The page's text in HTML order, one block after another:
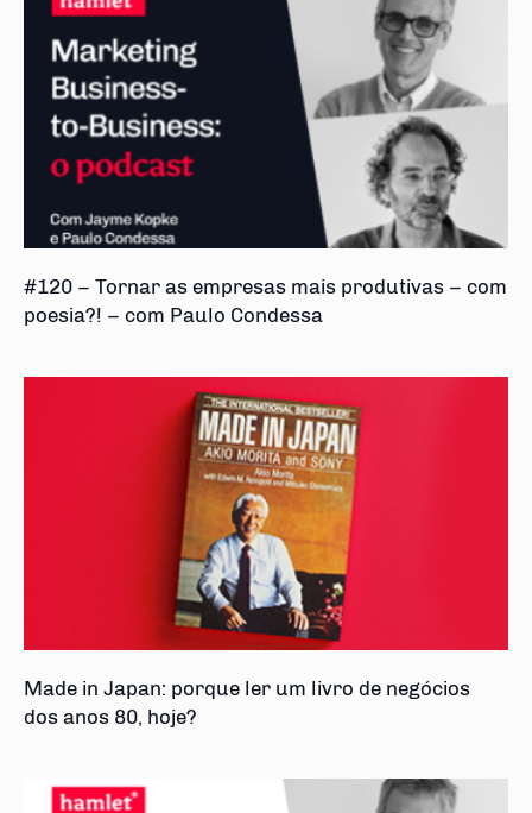
#120 – Tornar as empresas mais produtivas – com
poesia?! – com Paulo Condessa
Made in Japan: porque ler um livro de negócios
dos anos 80, hoje?